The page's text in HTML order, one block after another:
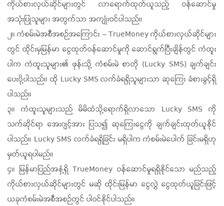
ကိုယ်စားလှယ်ဆိုင်များတွင် လာရောက်ထုတ်ယူသည့် ဝန်ဆောင်မှု
အသုံးပြုသူများ အတွက်သာ အကျုံးဝင်ပါသည်။
၂။ ကံစမ်းမဲအစီအစဉ်အကြောင်း – TrueMoney ကိုယ်စားလှယ်ဆိုင်များ
တွင် ထိုင်းမှမြန်မာ ငွေထုတ်ဝန်ဆောင်မှုကို ဆောင်ရွက်ပြီးချိန်တွင် ကံထူး
ပါက ကံထူးသူများ၏ ဖုန်းသို့ ကံစမ်းမဲ စာတို (Lucky SMS) ချက်ချင်း
ပေးပို့ပါသည်။ ထို Lucky SMS လက်ခံရရှိသူများသာ ဆုကြေး ခံစားခွင့်ရှိ
ပါသည်။
၃။ ကံထူးသူများသည် မိမိထံသို့ရောက်ရှိလာသော Lucky SMS ကို
သက်ဆိုင်ရာ အေးဂျင့်အား ပြသ၍ ဆုကြေးငွေကို ချက်ချင်းထုတ်ယူနိုင်
ပါသည်။ Lucky SMS လက်ခံရရှိခြင်း မရှိပါက ကံစမ်းမဲပေါက် ခြင်းမရှိဟု
မှတ်ယူရပါမည်။
၄။ မြန်မာပြည်အနှံ့ရှိ TrueMoney ဝန်ဆောင်မှုရရှိနိုင်သော မည်သည့်
ကိုယ်စားလှယ်ဆိုင်များတွင် မဆို ထိုင်းမြန်မာ ငွေလွှဲ ငွေထုတ်ယူခြင်းဖြင့်
ယခုကံစမ်းမဲအစီအစဉ်တွင် ပါဝင်နိုင်ပါသည်။